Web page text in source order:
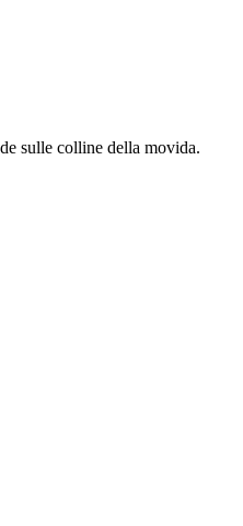
sulle colline della movida.